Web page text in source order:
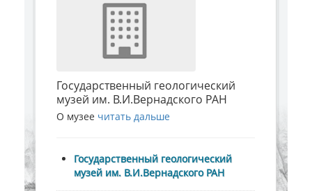
Государственный геологический
музей им. В.И.Вернадского РАН
О музее читать дальше
Государственный геологический
музей им. В.И.Вернадского РАН